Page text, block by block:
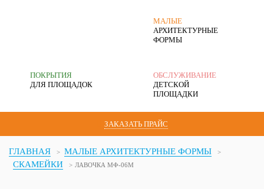
МАЛЫЕ
АРХИТЕКТУРНЫЕ
ФОРМЫ
ПОКРЫТИЯ
ДЛЯ ПЛОЩАДОК
ОБСЛУЖИВАНИЕ
ДЕТСКОЙ
ПЛОЩАДКИ
ЗАКАЗАТЬ ПРАЙС
ГЛАВНАЯ
МАЛЫЕ АРХИТЕКТУРНЫЕ ФОРМЫ
СКАМЕЙКИ
ЛАВОЧКА МФ-06М